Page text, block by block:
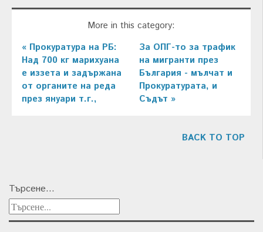
More in this category:
« Прокуратура на РБ:
Над 700 кг марихуана
е иззета и задържана
от органите на реда
през януари т.г.,
За ОПГ-то за трафик
на мигранти през
България - мълчат и
Прокуратурата, и
Съдът »
BACK TO TOP
Търсене...